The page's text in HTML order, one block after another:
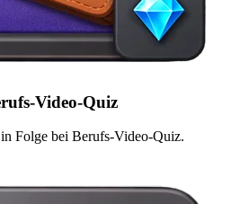
Video-Quiz
Folge bei Berufs-Video-Quiz.